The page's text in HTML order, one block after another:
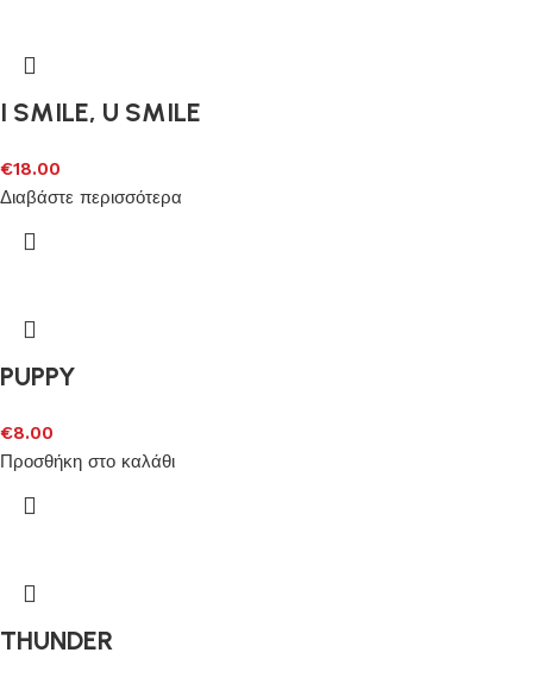
I SMILE, U SMILE
€18.00
Διαβάστε περισσότερα
PUPPY
€8.00
Προσθήκη στο καλάθι
THUNDER